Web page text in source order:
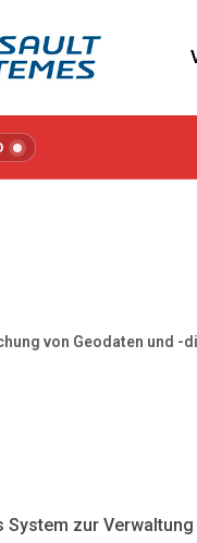
von Geodaten und -
System zur